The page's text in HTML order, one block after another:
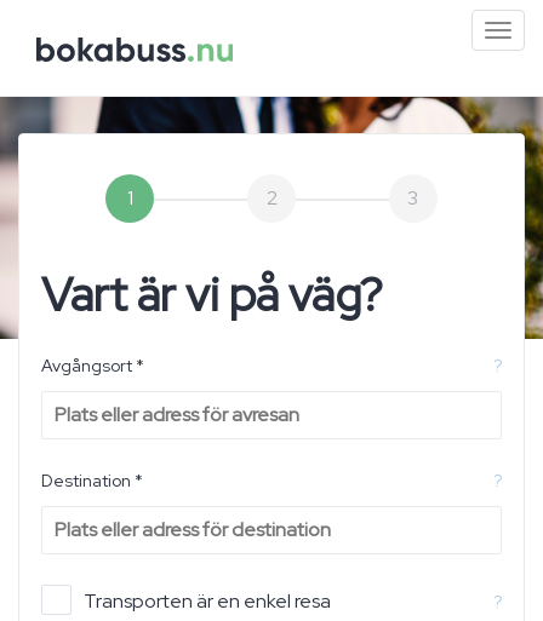
1 2 3
Vart är vi på väg?
Avgångsort * ?
Destination * ?
Transporten är en enkel resa ?